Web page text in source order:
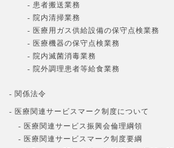
- 患者搬送業務
- 院内清掃業務
- 医療用ガス供給設備の保守点検業務
- 医療機器の保守点検業務
- 院内滅菌消毒業務
- 院外調理患者等給食業務
- 関係法令
- 医療関連サービスマーク制度について
- 医療関連サービス振興会倫理綱領
- 医療関連サービスマーク制度要綱